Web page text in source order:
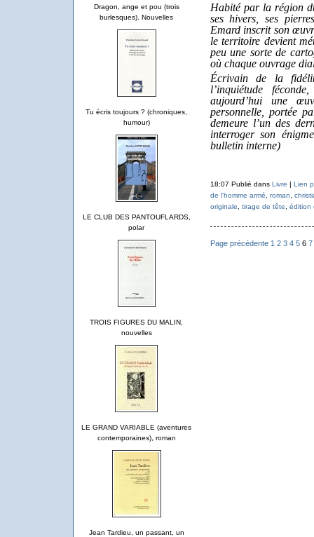
Dragon, ange et pou (trois
burlesques). Nouvelles
Tu écris toujours ? (chroniques,
humour)
LE CLUB DES PANTOUFLARDS,
polar
TROIS FIGURES DU MALIN,
nouvelles
LE GRAND VARIABLE (aventures
contemporaines), roman
Jean Tardieu, un passant, un
Habité par la région
ses hivers, ses
Emard inscrit son
le territoire devient
peu une sorte de
où chaque ouvrage
Écrivain de la
l’inquiétude
aujourd’hui une
personnelle, portée
demeure l’un des
interroger son
bulletin interne)
18:07 Publié dans Livre | Lien
de l'homme armé
roman
originale
tirage de tête édition
Page précédente 1 2 3 4 5 6 7